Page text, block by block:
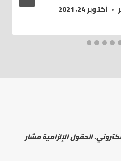
أكتوبر 24, 2021
الحقول الإلزامية مشار